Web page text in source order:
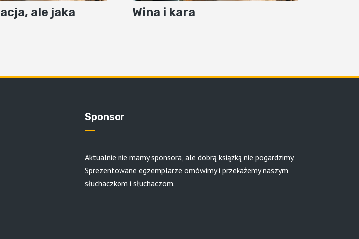
ale jaka Wina i kara
Sponsor
Aktualnie nie mamy sponsora, ale dobrą książką nie pogardzimy.
Sprezentowane egzemplarze omówimy i przekażemy naszym
słuchaczkom i słuchaczom.